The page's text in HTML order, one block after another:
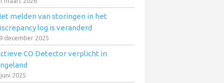
melden van storingen in het
log is veranderd
december 2025
CO Detector verplicht in
juni 2025